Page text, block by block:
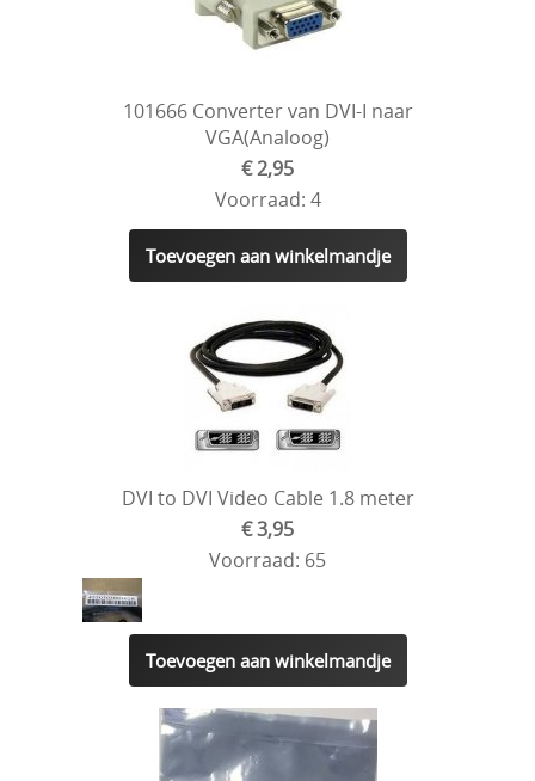
101666 Converter van DVI-I naar
VGA(Analoog)
€ 2,95
Voorraad: 4
Toevoegen aan winkelmandje
DVI to DVI Video Cable 1.8 meter
€ 3,95
Voorraad: 65
Toevoegen aan winkelmandje